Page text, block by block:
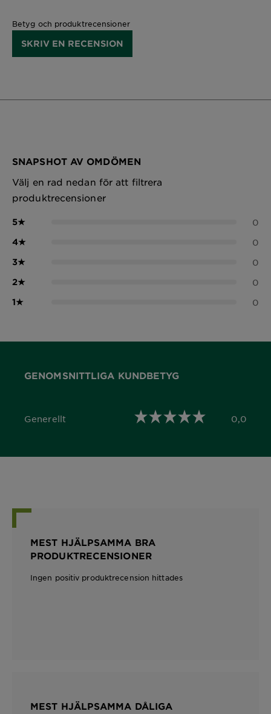
Betyg och produktrecensioner
SKRIV EN RECENSION
SNAPSHOT AV OMDÖMEN
Välj en rad nedan för att filtrera
produktrecensioner
5★ 0
4★ 0
3★ 0
2★ 0
1★ 0
GENOMSNITTLIGA KUNDBETYG
Generellt
0,0 out of 5 stars 0,0
MEST HJÄLPSAMMA BRA
PRODUKTRECENSIONER
Ingen positiv produktrecension hittades
MEST HJÄLPSAMMA DÅLIGA